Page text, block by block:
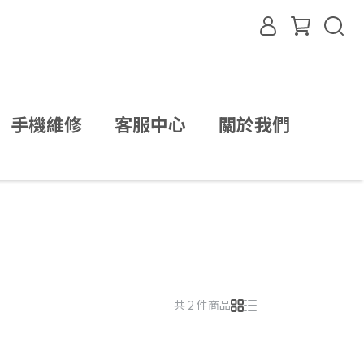
手機維修 客服中心 關於我們
共 2 件商品